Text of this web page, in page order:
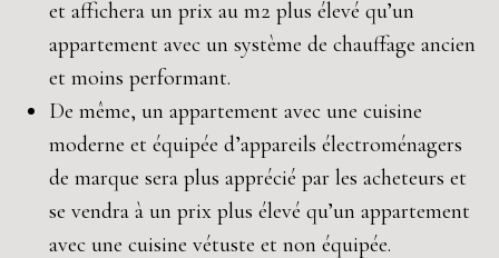
et affichera un prix au m2 plus élevé qu’un
appartement avec un système de chauffage ancien
et moins performant.
De même, un appartement avec une cuisine
moderne et équipée d’appareils électroménagers
de marque sera plus apprécié par les acheteurs et
se vendra à un prix plus élevé qu’un appartement
avec une cuisine vétuste et non équipée.